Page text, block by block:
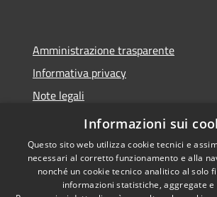
Amministrazione trasparente
Informativa privacy
Note legali
Dichiarazione di accessibilità
Copyright
Informazioni sui
Questo sito web utilizza cookie tecnici e
necessari al corretto funzionamento e alla
nonché un cookie tecnico analitico al solo
informazioni statistiche, aggregate e